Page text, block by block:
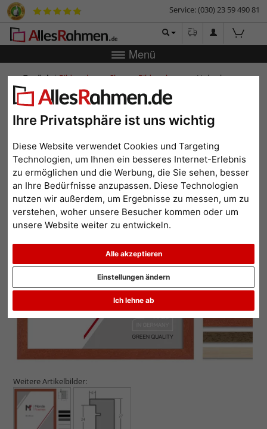
Ihre Privatsphäre ist uns wichtig
Diese Website verwendet Cookies und Targeting
Technologien, um Ihnen ein besseres Internet-Erlebnis
zu ermöglichen und die Werbung, die Sie sehen, besser
an Ihre Bedürfnisse anzupassen. Diese Technologien
nutzen wir außerdem, um Ergebnisse zu messen, um zu
verstehen, woher unsere Besucher kommen oder um
unsere Website weiter zu entwickeln.
Alle akzeptieren
Ich lehne ab
Einstellungen ändern
Service: (030) 23 59 490 81
Menü
Zurück|Bilderrahmen-Shop Bilderrahmen
Holzrahmen
Mareb
Holzrahmen Mareb
Weitere Artikelbilder: